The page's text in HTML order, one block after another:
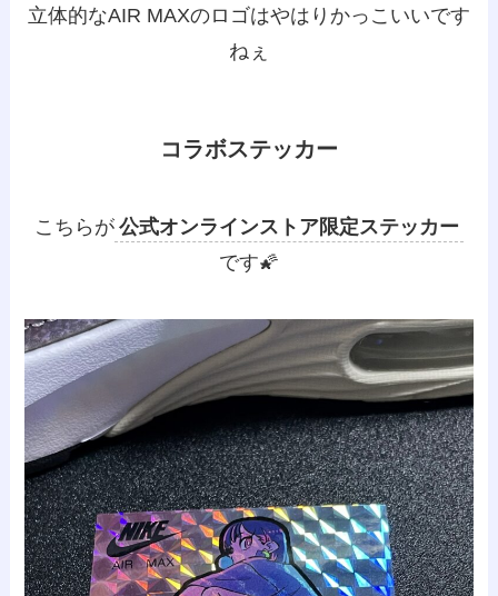
立体的なAIR MAXのロゴはやはりかっこいいです
ねぇ
コラボステッカー
こちらが 公式オンラインストア限定ステッカー
です🌠